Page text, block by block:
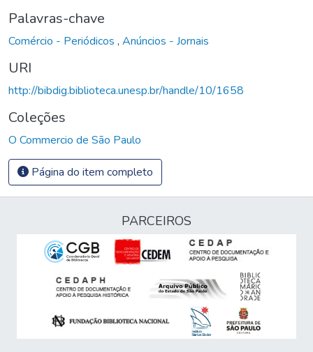
Palavras-chave
Comércio - Periódicos , Anúncios - Jornais
URI
http://bibdig.biblioteca.unesp.br/handle/10/1658
Coleções
O Commercio de São Paulo
Página do item completo
PARCEIROS